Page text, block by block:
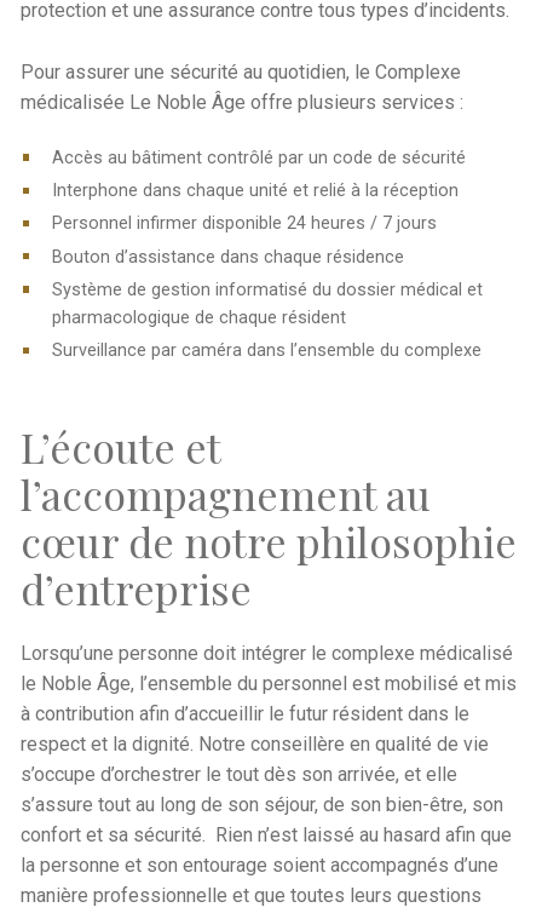
protection et une assurance contre tous types d’incidents.
Pour assurer une sécurité au quotidien, le Complexe
médicalisée Le Noble Âge offre plusieurs services :
Accès au bâtiment contrôlé par un code de sécurité
Interphone dans chaque unité et relié à la réception
Personnel infirmer disponible 24 heures / 7 jours
Bouton d’assistance dans chaque résidence
Système de gestion informatisé du dossier médical et
pharmacologique de chaque résident
Surveillance par caméra dans l’ensemble du complexe
L’écoute et
l’accompagnement au
cœur de notre philosophie
d’entreprise
Lorsqu’une personne doit intégrer le complexe médicalisé
le Noble Âge, l’ensemble du personnel est mobilisé et mis
à contribution afin d’accueillir le futur résident dans le
respect et la dignité. Notre conseillère en qualité de vie
s’occupe d’orchestrer le tout dès son arrivée, et elle
s’assure tout au long de son séjour, de son bien-être, son
confort et sa sécurité. Rien n’est laissé au hasard afin que
la personne et son entourage soient accompagnés d’une
manière professionnelle et que toutes leurs questions